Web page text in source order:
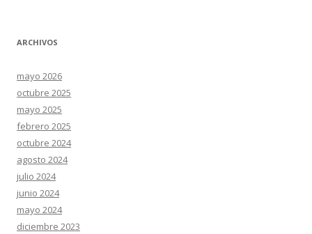
ARCHIVOS
mayo 2026
octubre 2025
mayo 2025
febrero 2025
octubre 2024
agosto 2024
julio 2024
junio 2024
mayo 2024
diciembre 2023